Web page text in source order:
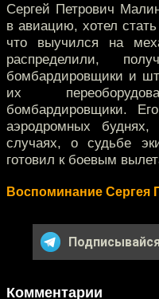
Сергей Петрович
в авиацию, хотел
что выучился на
распределили,
бомбардировщики и
их
бомбардировщики.
аэродромных
случаях, о судьбе
готовил к боевым
Воспоминание Сергея
Комментарии